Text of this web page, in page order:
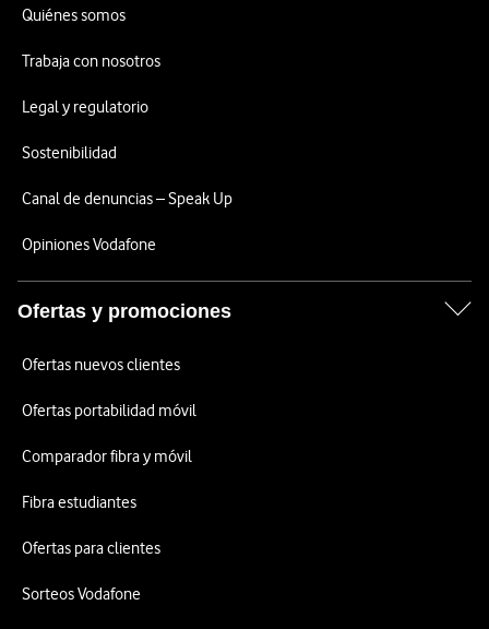
Quiénes somos
Trabaja con nosotros
Legal y regulatorio
Sostenibilidad
Canal de denuncias – Speak Up
Opiniones Vodafone
Ofertas y promociones
Ofertas nuevos clientes
Ofertas portabilidad móvil
Comparador fibra y móvil
Fibra estudiantes
Ofertas para clientes
Sorteos Vodafone